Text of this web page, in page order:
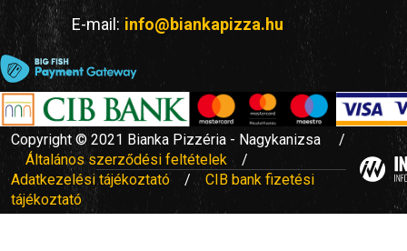
E-mail: info@biankapizza.hu
Copyright © 2021 Bianka Pizzéria - Nagykanizsa /
Általános szerződési feltételek /
Adatkezelési tájékoztató/ CIB bank fizetési
tájékoztató